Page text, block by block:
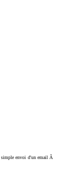
envoi d'un email Ã